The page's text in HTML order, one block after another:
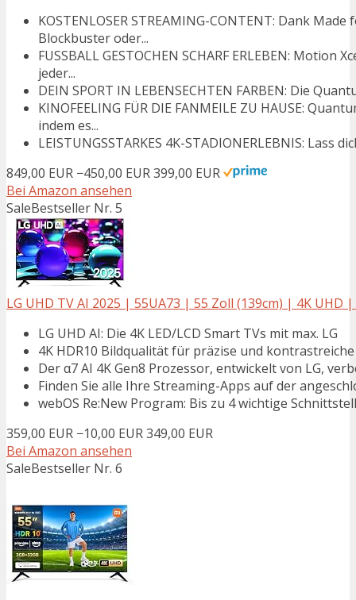
KOSTENLOSER STREAMING-CONTENT: Dank
Blockbuster oder...
FUSSBALL GESTOCHEN SCHARF ERLEBEN:
jeder...
DEIN SPORT IN LEBENSECHTEN FARBEN: Die
KINOFEELING FÜR DIE FANMEILE ZU HAUSE:
indem es...
LEISTUNGSSTARKES 4K-STADIONERLEBNIS:
849,00 EUR −450,00 EUR399,00 EUR
Bei Amazon ansehen
SaleBestseller Nr. 5
LG UHD TV AI 2025 | 55UA73 | 55 Zoll (139cm) | 4K UHD
LG UHD AI: Die 4K LED/LCD Smart TVs mit max. LG
4K HDR10 Bildqualität für präzise und
Der α7 AI 4K Gen8 Prozessor, entwickelt von LG,
Finden Sie alle Ihre Streaming-Apps auf der
webOS Re:New Program: Bis zu 4 wichtige
359,00 EUR −10,00 EUR349,00 EUR
Bei Amazon ansehen
SaleBestseller Nr. 6